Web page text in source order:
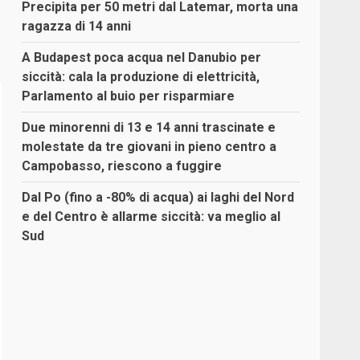
Precipita per 50 metri dal Latemar, morta una
ragazza di 14 anni
A Budapest poca acqua nel Danubio per
siccità: cala la produzione di elettricità,
Parlamento al buio per risparmiare
Due minorenni di 13 e 14 anni trascinate e
molestate da tre giovani in pieno centro a
Campobasso, riescono a fuggire
Dal Po (fino a -80% di acqua) ai laghi del Nord
e del Centro è allarme siccità: va meglio al
Sud